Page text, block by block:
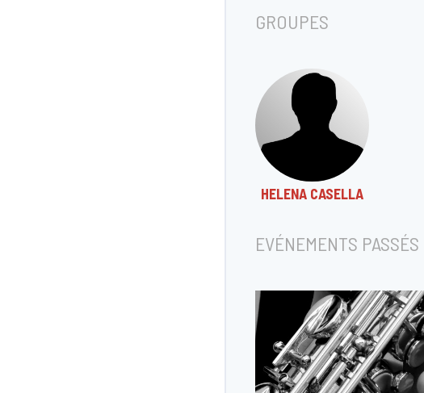
GROUPES
HELENA CASELLA
EVÉNEMENTS PASSÉS